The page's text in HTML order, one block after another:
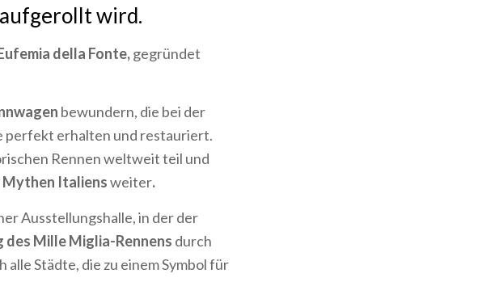
wird.
della Fonte,gegründet
bewundern, die bei der
perfekt erhalten und restauriert.
Rennen weltweit teil und
Italiensweiter.
Ausstellungshalle, in der der
Mille Miglia-Rennens durch
Städte, die zu einem Symbol für